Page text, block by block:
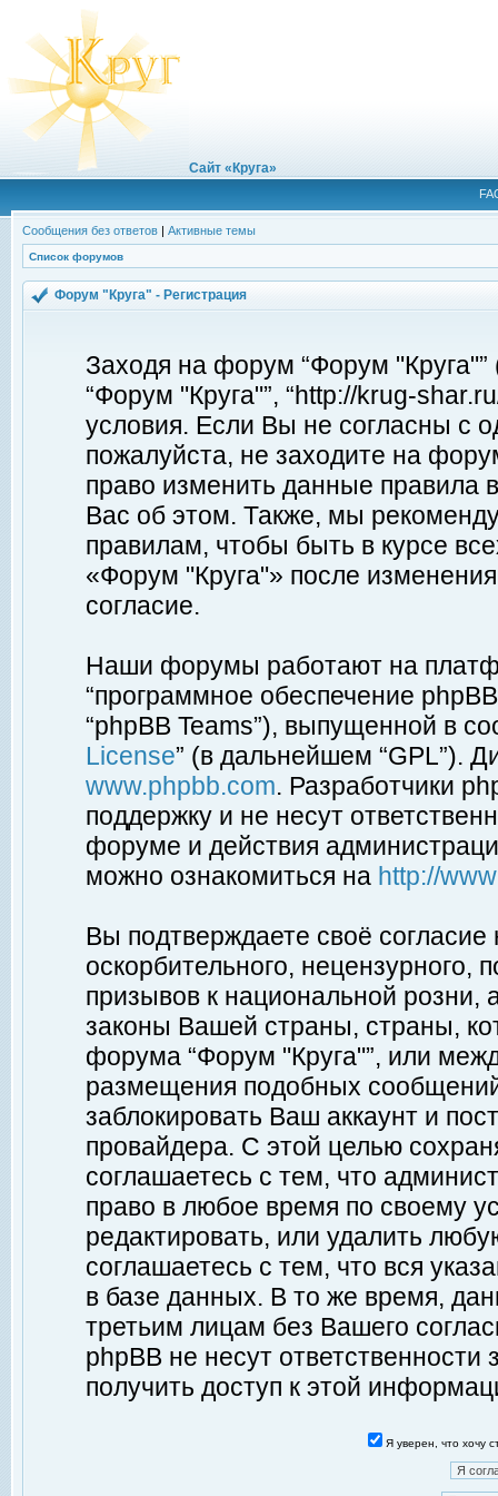
Сайт «Круга»
Сообщения без ответов | Активные темы
Список форумов
Форум "Круга" - Регистрация
Заходя на форум “Форум
“Форум "Круга"”, “http://krug-
условия. Если Вы не согласны с
пожалуйста, не заходите на
право изменить данные правила
Вас об этом. Также, мы
правилам, чтобы быть в курсе
«Форум "Круга"» после
согласие.
Наши форумы работают на
“программное обеспечение
“phpBB Teams”), выпущенной в
License” (в дальнейшем “GPL”).
www.phpbb.com. Разработчики
поддержку и не несут
форуме и действия
можно ознакомиться на http://
Вы подтверждаете своё
оскорбительного, нецензурного,
призывов к национальной
законы Вашей страны, страны,
форума “Форум "Круга"”, или
размещения подобных
заблокировать Ваш аккаунт и
провайдера. С этой целью
соглашаетесь с тем, что
право в любое время по своему
редактировать, или удалить
соглашаетесь с тем, что вся
в базе данных. В то же время,
третьим лицам без Вашего
phpBB не несут ответственности
получить доступ к этой
Я уверен, что хочу